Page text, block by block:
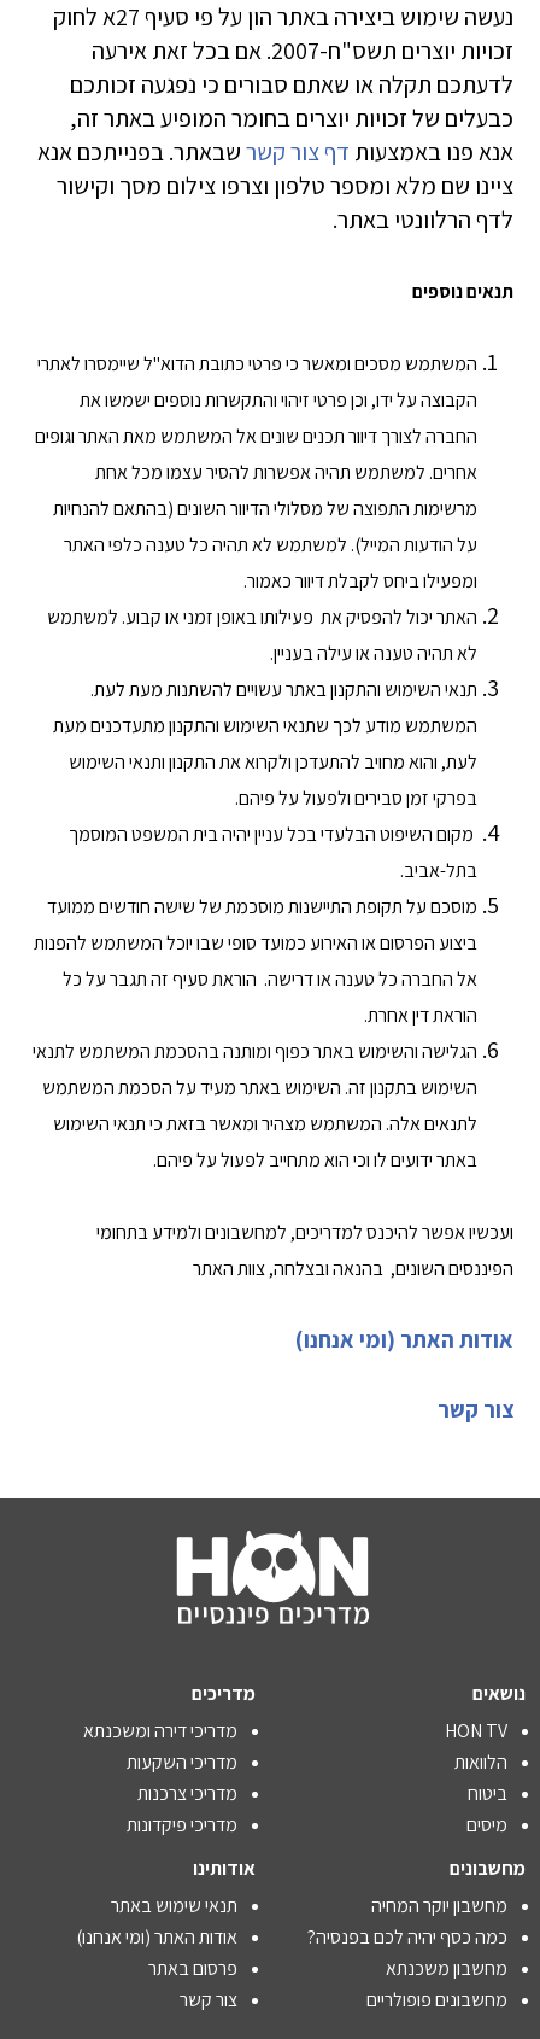
נעשה שימוש ביצירה באתר הון על פי סעיף 27א לחוק
זכויות יוצרים תשס"ח-2007. אם בכל זאת אירעה
לדעתכם תקלה או שאתם סבורים כי נפגעה זכותכם
כבעלים של זכויות יוצרים בחומר המופיע באתר זה,
אנא פנו באמצעות דף צור קשרשבאתר. בפנייתכם אנא
ציינו שם מלא ומספר טלפון וצרפו צילום מסך וקישור
לדף הרלוונטי באתר.
תנאים נוספים
המשתמש מסכים ומאשר כי פרטי כתובת הדוא"ל שיימסרו לאתרי
הקבוצה על ידו, וכן פרטי זיהוי והתקשרות נוספים ישמשו את
החברה לצורך דיוור תכנים שונים אל המשתמש מאת האתר וגופים
אחרים. למשתמש תהיה אפשרות להסיר עצמו מכל אחת
מרשימות התפוצה של מסלולי הדיוור השונים (בהתאם להנחיות
על הודעות המייל). למשתמש לא תהיה כל טענה כלפי האתר
ומפעילו ביחס לקבלת דיוור כאמור.
האתר יכול להפסיק את פעילותו באופן זמני או קבוע. למשתמש
לא תהיה טענה או עילה בעניין.
תנאי השימוש והתקנון באתר עשויים להשתנות מעת לעת.
המשתמש מודע לכך שתנאי השימוש והתקנון מתעדכנים מעת
לעת, והוא מחויב להתעדכן ולקרוא את התקנון ותנאי השימוש
בפרקי זמן סבירים ולפעול על פיהם.
מקום השיפוט הבלעדי בכל עניין יהיה בית המשפט המוסמך
בתל-אביב.
מוסכם על תקופת התיישנות מוסכמת של שישה חודשים ממועד
ביצוע הפרסום או האירוע כמועד סופי שבו יוכל המשתמש להפנות
אל החברה כל טענה או דרישה. הוראת סעיף זה תגבר על כל
הוראת דין אחרת.
הגלישה והשימוש באתר כפוף ומותנה בהסכמת המשתמש לתנאי
השימוש בתקנון זה. השימוש באתר מעיד על הסכמת המשתמש
לתנאים אלה. המשתמש מצהיר ומאשר בזאת כי תנאי השימוש
באתר ידועים לו וכי הוא מתחייב לפעול על פיהם.
ועכשיו אפשר להיכנס למדריכים, למחשבונים ולמידע בתחומי
הפיננסים השונים, בהנאה ובצלחה, צוות האתר
אודות האתר (ומי אנחנו)
צור קשר
נושאים
HON TV
הלוואות
ביטוח
מיסים
מדריכים
מדריכי דירה ומשכנתא
מדריכי השקעות
מדריכי צרכנות
מדריכי פיקדונות
מחשבונים
מחשבון יוקר המחיה
כמה כסף יהיה לכם בפנסיה?
מחשבון משכנתא
מחשבונים פופולריים
אודותינו
תנאי שימוש באתר
אודות האתר (ומי אנחנו)
פרסום באתר
צור קשר